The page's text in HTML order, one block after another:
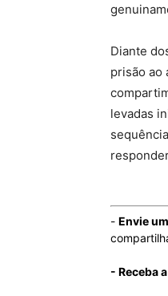
Diante
prisão ao
levadas
- Envie
- Receba